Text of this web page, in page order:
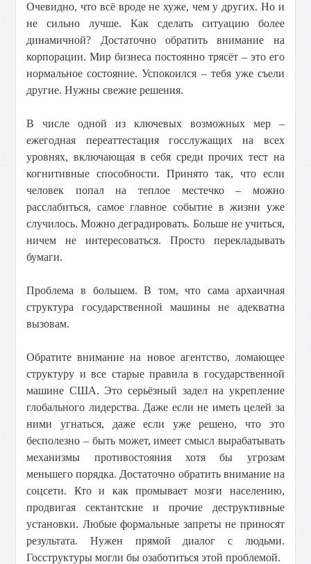
Очевидно, что всё вроде не хуже, чем у других. Но и
не сильно лучше. Как сделать ситуацию более
динамичной? Достаточно обратить внимание на
корпорации. Мир бизнеса постоянно трясёт – это его
нормальное состояние. Успокоился – тебя уже съели
другие. Нужны свежие решения.
В числе одной из ключевых возможных мер –
ежегодная переаттестация госслужащих на всех
уровнях, включающая в себя среди прочих тест на
когнитивные способности. Принято так, что если
человек попал на теплое местечко – можно
расслабиться, самое главное событие в жизни уже
случилось. Можно деградировать. Больше не учиться,
ничем не интересоваться. Просто перекладывать
бумаги.
Проблема в большем. В том, что сама архаичная
структура государственной машины не адекватна
вызовам.
Обратите внимание на новое агентство, ломающее
структуру и все старые правила в государственной
машине США. Это серьёзный задел на укрепление
глобального лидерства. Даже если не иметь целей за
ними угнаться, даже если уже решено, что это
бесполезно – быть может, имеет смысл вырабатывать
механизмы противостояния хотя бы угрозам
меньшего порядка. Достаточно обратить внимание на
соцсети. Кто и как промывает мозги населению,
продвигая сектантские и прочие деструктивные
установки. Любые формальные запреты не приносят
результата. Нужен прямой диалог с людьми.
Госструктуры могли бы озаботиться этой проблемой.